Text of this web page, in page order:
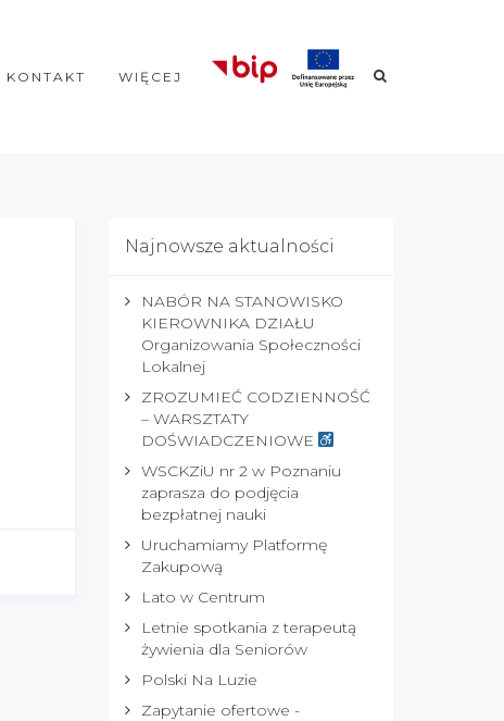
KONTAKT WIĘCEJ
Najnowsze aktualności
NABÓR NA STANOWISKO
KIEROWNIKA DZIAŁU
Organizowania Społeczności
Lokalnej
ZROZUMIEĆ CODZIENNOŚĆ
– WARSZTATY
DOŚWIADCZENIOWE
WSCKZiU nr 2 w Poznaniu
zaprasza do podjęcia
bezpłatnej nauki
Uruchamiamy Platformę
Zakupową
Lato w Centrum
Letnie spotkania z terapeutą
żywienia dla Seniorów
Polski Na Luzie
Zapytanie ofertowe -